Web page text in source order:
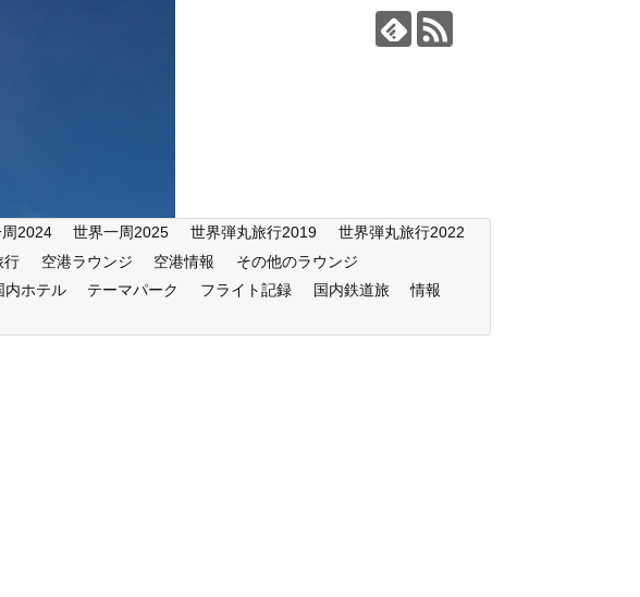
2024 世界一周2025 世界弾丸旅行2019
世界弾丸旅行2022
行 空港ラウンジ 空港情報
その他のラウンジ
内ホテル テーマパーク フライト記録 国内鉄道旅
情報